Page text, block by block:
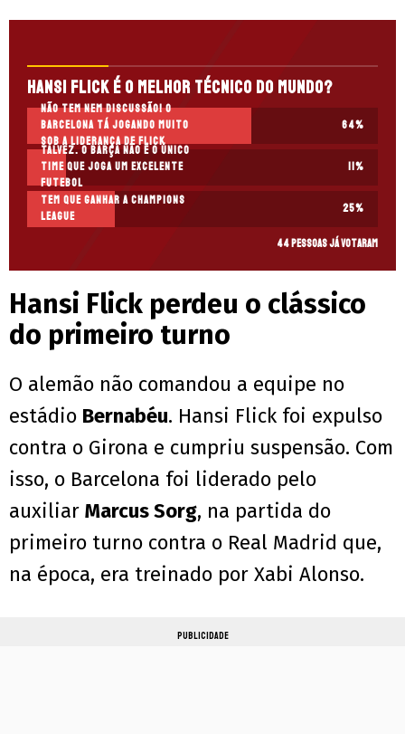
Hansi Flick é o melhor técnico do mundo?
Não tem nem discussão! O
Barcelona tá jogando muito
sob a liderança de Flick
64%
Talvez. O Barça não é o único
time que joga um excelente
futebol
11%
Tem que ganhar a Champions
League
25%
44 pessoas já votaram
Hansi Flick perdeu o clássico
do primeiro turno
O alemão não comandou a equipe no
estádio Bernabéu. Hansi Flick foi expulso
contra o Girona e cumpriu suspensão. Com
isso, o Barcelona foi liderado pelo
auxiliar Marcus Sorg, na partida do
primeiro turno contra o Real Madrid que,
na época, era treinado por Xabi Alonso.
PUBLICIDADE